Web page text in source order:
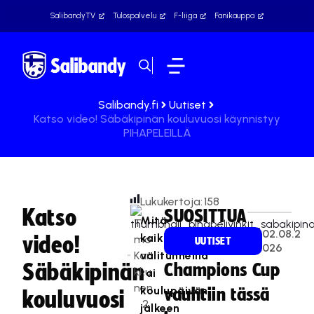
SalibandyTV Tulospalvelu F-liiga Fanikauppa
Salibandy.fi
Uutiset
Katso video! Säbäkipinän kouluvuosi käynnistyy
PIHAPELEILLÄ
Katso
video!
Säbäkipinän
kouluvuosi
Ti
mo
Kan
kku
nen
2
Lukukertoja:158
Mitä
kaikkea
välitunneilla
tai
koulupäivän
jälkeen
SUOSITTUA
UUTISET
02.08.2
026
Champions Cup
vauhtiin tässä